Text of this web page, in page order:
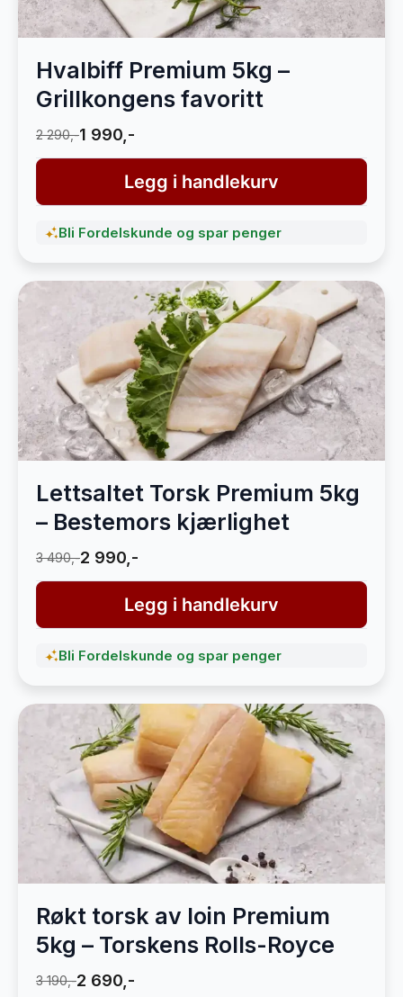
Hvalbiff Premium 5kg –
Grillkongens favoritt
2 290,-1 990,-
Legg i handlekurv
Bli Fordelskunde og spar penger
Lettsaltet Torsk Premium 5kg
– Bestemors kjærlighet
3 490,-2 990,-
Legg i handlekurv
Bli Fordelskunde og spar penger
Røkt torsk av loin Premium
5kg – Torskens Rolls-Royce
3 190,-2 690,-